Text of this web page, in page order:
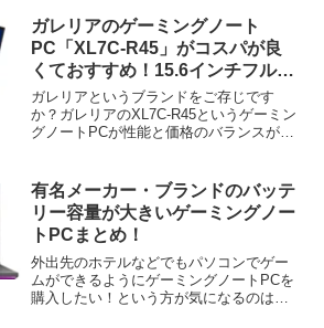
ガレリアのゲーミングノート
PC「XL7C-R45」がコスパが良
くておすすめ！15.6インチフル
HDの144Hz！
ガレリアというブランドをご存じです
か？ガレリアのXL7C-R45というゲーミン
グノートPCが性能と価格のバランスが取
が、エントリーモデルとして売り出され
ているXL7C...
有名メーカー・ブランドのバッテ
リー容量が大きいゲーミングノー
トPCまとめ！
外出先のホテルなどでもパソコンでゲー
ムができるようにゲーミングノートPCを
購入したい！という方が気になるのはバ